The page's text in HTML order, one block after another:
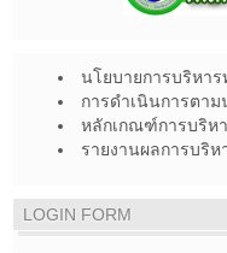
นโยบายการบริหา
การดำเนินการตา
หลักเกณฑ์การบริห
รายงานผลการบริ
LOGIN FORM